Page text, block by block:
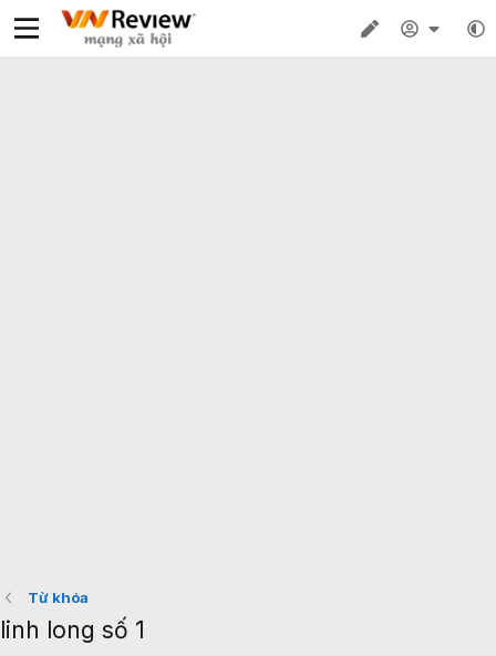
Từ khóa
linh long số 1